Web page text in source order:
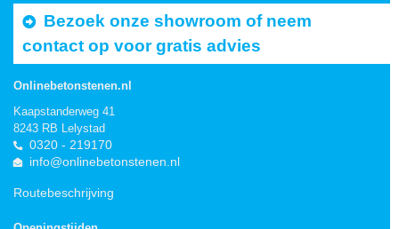
Bezoek onze showroom of neem
contact op voor gratis advies
Onlinebetonstenen.nl
Kaapstanderweg 41
8243 RB Lelystad
0320 - 219170
info@onlinebetonstenen.nl
Routebeschrijving